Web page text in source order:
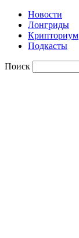
Новости
Лонгриды
Крипториум
Подкасты
Поиск